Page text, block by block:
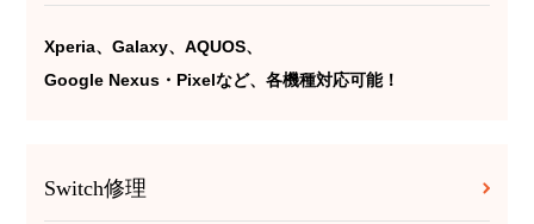
Xperia、Galaxy、AQUOS、
Google Nexus・Pixelなど、各機種対応可能！
Switch修理